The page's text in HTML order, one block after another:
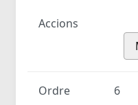
Accions
Ordre 6